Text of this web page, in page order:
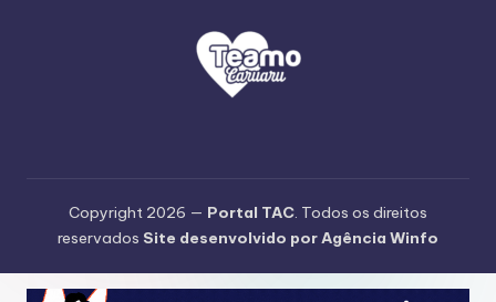
Copyright 2026 — Portal TAC. Todos os direitos
reservados Site desenvolvido por Agência Winfo